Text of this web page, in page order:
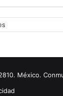
México.